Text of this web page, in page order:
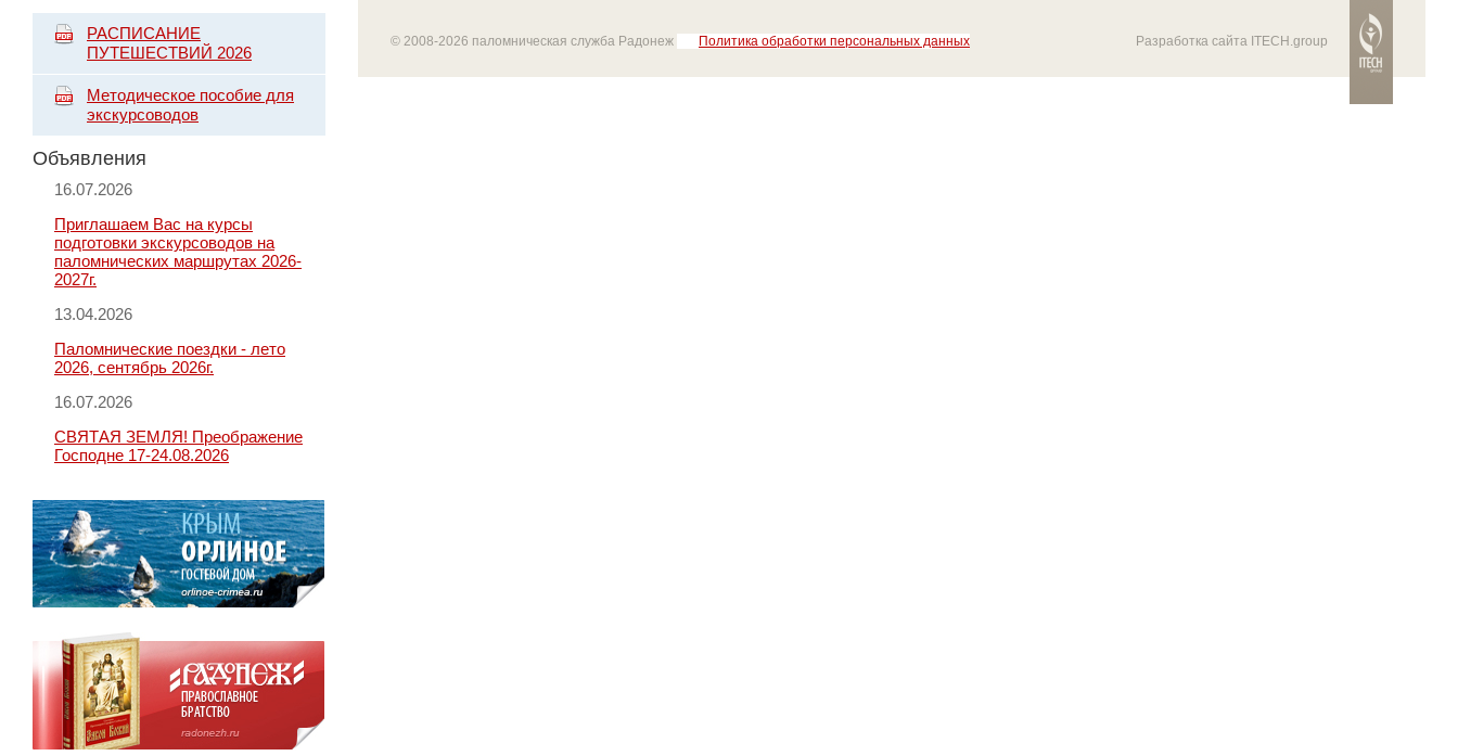
РАСПИСАНИЕ
ПУТЕШЕСТВИЙ 2026
Методическое пособие для
экскурсоводов
Объявления
16.07.2026
Приглашаем Вас на курсы
подготовки экскурсоводов на
паломнических маршрутах 2026-
2027г.
13.04.2026
Паломнические поездки - лето
2026, сентябрь 2026г.
16.07.2026
СВЯТАЯ ЗЕМЛЯ! Преображение
Господне 17-24.08.2026
© 2008-2026 паломническая служба Радонеж Политика обработки персональных данных Разработка сайта ITECH.group